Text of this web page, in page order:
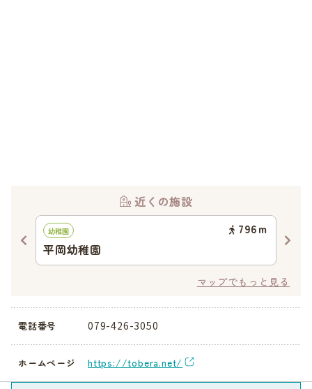
近くの施設
幼稚園 796ｍ
平岡幼稚園
マップでもっと見る
電話番号 079-426-3050
ホームページ https://tobera.net/